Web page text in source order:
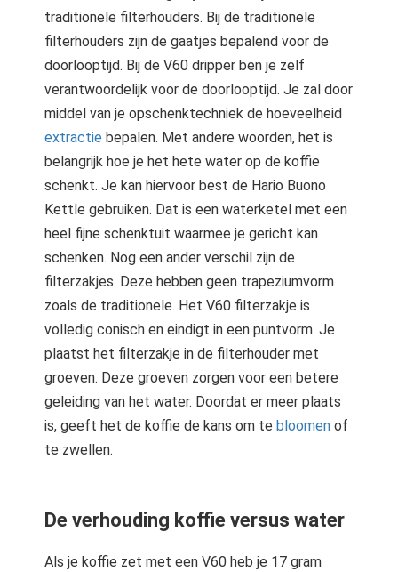
traditionele filterhouders. Bij de traditionele
filterhouders zijn de gaatjes bepalend voor de
doorlooptijd. Bij de V60 dripper ben je zelf
verantwoordelijk voor de doorlooptijd. Je zal door
middel van je opschenktechniek de hoeveelheid
extractie bepalen. Met andere woorden, het is
belangrijk hoe je het hete water op de koffie
schenkt. Je kan hiervoor best de Hario Buono
Kettle gebruiken. Dat is een waterketel met een
heel fijne schenktuit waarmee je gericht kan
schenken. Nog een ander verschil zijn de
filterzakjes. Deze hebben geen trapeziumvorm
zoals de traditionele. Het V60 filterzakje is
volledig conisch en eindigt in een puntvorm. Je
plaatst het filterzakje in de filterhouder met
groeven. Deze groeven zorgen voor een betere
geleiding van het water. Doordat er meer plaats
is, geeft het de koffie de kans om te bloomen of
te zwellen.
De verhouding koffie versus water
Als je koffie zet met een V60 heb je 17 gram